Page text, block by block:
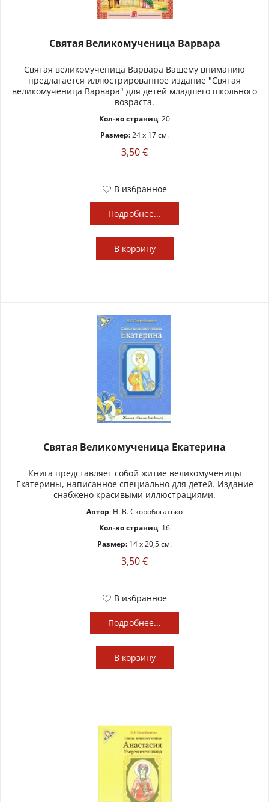
Святая Великомученица Варвара
Святая великомученица Варвара Вашему вниманию
предлагается иллюстрированное издание "Святая
великомученица Варвара" для детей младшего школьного
возраста.
Кол-во страниц: 20
Размер:24 x 17 см.
3,50 €
В избранное
Подробнее...
В корзину
Святая Великомученица Екатерина
Книга представляет собой житие великомученицы
Екатерины, написанное специально для детей. Издание
снабжено красивыми иллюстрациями.
Автор: Н. В. Скоробогатько
Кол-во страниц: 16
Размер: 14 x 20,5 см.
3,50 €
В избранное
Подробнее...
В корзину